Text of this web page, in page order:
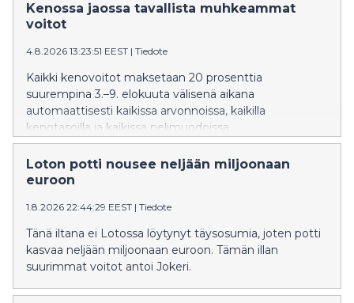
Kenossa jaossa tavallista muhkeammat
voitot
4.8.2026 13:23:51 EEST | Tiedote
Kaikki kenovoitot maksetaan 20 prosenttia
suurempina 3.–9. elokuuta välisenä aikana
automaattisesti kaikissa arvonnoissa, kaikilla
kenotasoilla ja kaikissa pelimuodoissa.
Loton potti nousee neljään miljoonaan
euroon
1.8.2026 22:44:29 EEST | Tiedote
Tänä iltana ei Lotossa löytynyt täysosumia, joten potti
kasvaa neljään miljoonaan euroon. Tämän illan
suurimmat voitot antoi Jokeri.